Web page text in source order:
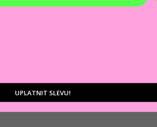
UPLATNIT SLEVU!